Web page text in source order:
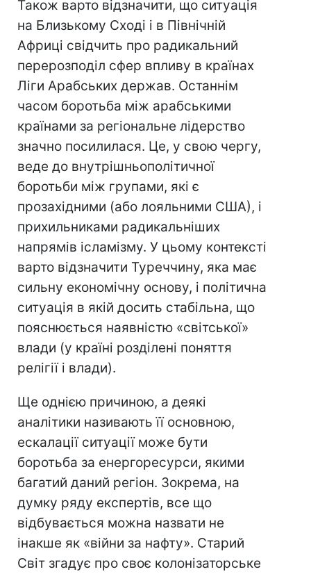
Також варто відзначити, що ситуація
на Близькому Сході і в Північній
Африці свідчить про радикальний
перерозподіл сфер впливу в країнах
Ліги Арабських держав. Останнім
часом боротьба між арабськими
країнами за регіональне лідерство
значно посилилася. Це, у свою чергу,
веде до внутрішньополітичної
боротьби між групами, які є
прозахідними (або лояльними США), і
прихильниками радикальніших
напрямів ісламізму. У цьому контексті
варто відзначити Туреччину, яка має
сильну економічну основу, і політична
ситуація в якій досить стабільна, що
пояснюється наявністю «світської»
влади (у країні розділені поняття
релігії і влади).
Ще однією причиною, а деякі
аналітики називають її основною,
ескалації ситуації може бути
боротьба за енергоресурси, якими
багатий даний регіон. Зокрема, на
думку ряду експертів, все що
відбувається можна назвати не
інакше як «війни за нафту». Старий
Світ згадує про своє колонізаторське